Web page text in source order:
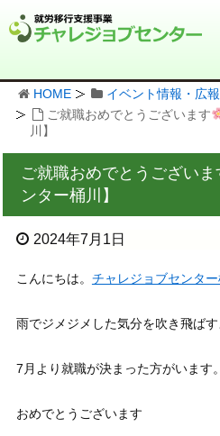
HOME
イベント情報・広
ご就職おめでとうございます
川】
ご就職おめでとうございま
ンター桶川】
2024年7月1日
こんにちは。 チャレジョブセンター
雨でジメジメした気分を吹き飛ば
7月より就職が決まった方がいます。
おめでとうございます